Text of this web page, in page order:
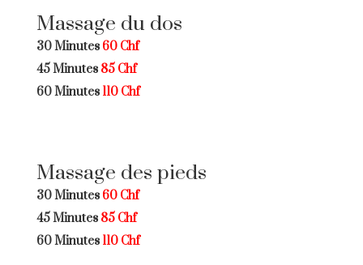
Massage du dos
30 Minutes 60 Chf
45 Minutes 85 Chf
60 Minutes 110 Chf
Massage des pieds
30 Minutes 60 Chf
45 Minutes 85 Chf
60 Minutes 110 Chf